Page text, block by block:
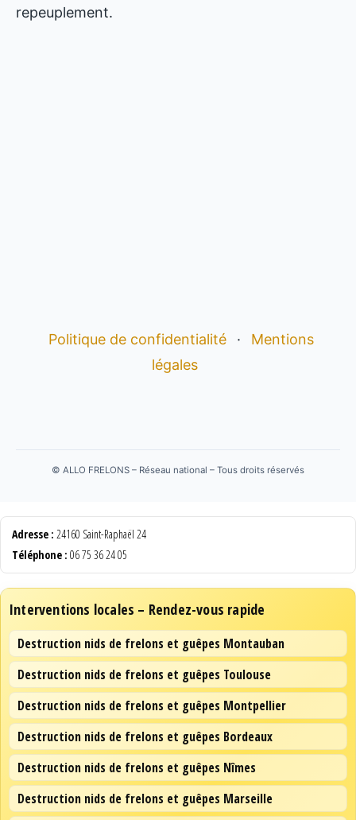
repeuplement.
Politique de confidentialité ·
Mentions
légales
© ALLO FRELONS – Réseau national – Tous droits réservés
Adresse : 24160 Saint-Raphaël 24
Téléphone : 06 75 36 24 05
Interventions locales – Rendez-vous rapide
Destruction nids de frelons et guêpes Montauban
Destruction nids de frelons et guêpes Toulouse
Destruction nids de frelons et guêpes Montpellier
Destruction nids de frelons et guêpes Bordeaux
Destruction nids de frelons et guêpes Nîmes
Destruction nids de frelons et guêpes Marseille